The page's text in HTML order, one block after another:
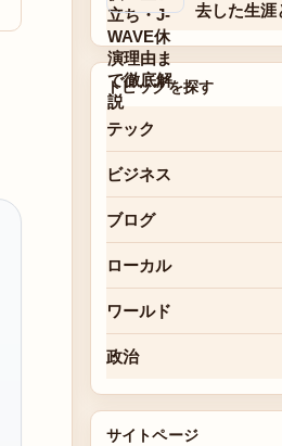
去した生涯
トピックを探す
テック
ビジネス
ブログ
ローカル
ワールド
政治
サイトページ